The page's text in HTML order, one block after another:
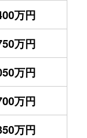
万円
万円
万円
万円
万円